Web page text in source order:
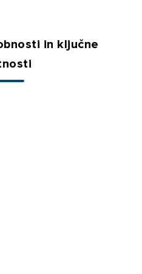
in ključne
morate biti prijavljeni.